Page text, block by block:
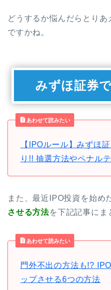
どうするか悩んだらとり
ですかね。
みずほ証券
あわせて読みたい
【IPOルール】みずほ
り!! 抽選方法やペナル
また、最近IPO投資を始め
させる方法を下記記事にま
あわせて読みたい
門外不出の方法も!?
ップさせる6つの方法